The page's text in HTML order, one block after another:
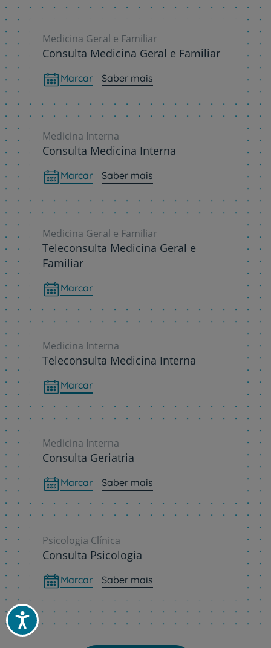
Acessibilidade
Medicina Geral e Familiar
Consulta Medicina Geral e Familiar
Marcar Saber mais
Medicina Interna
Consulta Medicina Interna
Marcar Saber mais
Medicina Geral e Familiar
Teleconsulta Medicina Geral e
Familiar
Marcar
Medicina Interna
Teleconsulta Medicina Interna
Marcar
Medicina Interna
Consulta Geriatria
Marcar Saber mais
Psicologia Clínica
Consulta Psicologia
Marcar Saber mais